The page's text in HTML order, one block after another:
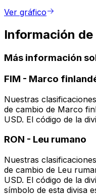
Ver gráfico
Información
Más información
FIM - Marco
Nuestras
de cambio de Marco
USD. El código de la
RON - Leu rumano
Nuestras
de cambio de Leu
USD. El código de la
símbolo de esta divisa